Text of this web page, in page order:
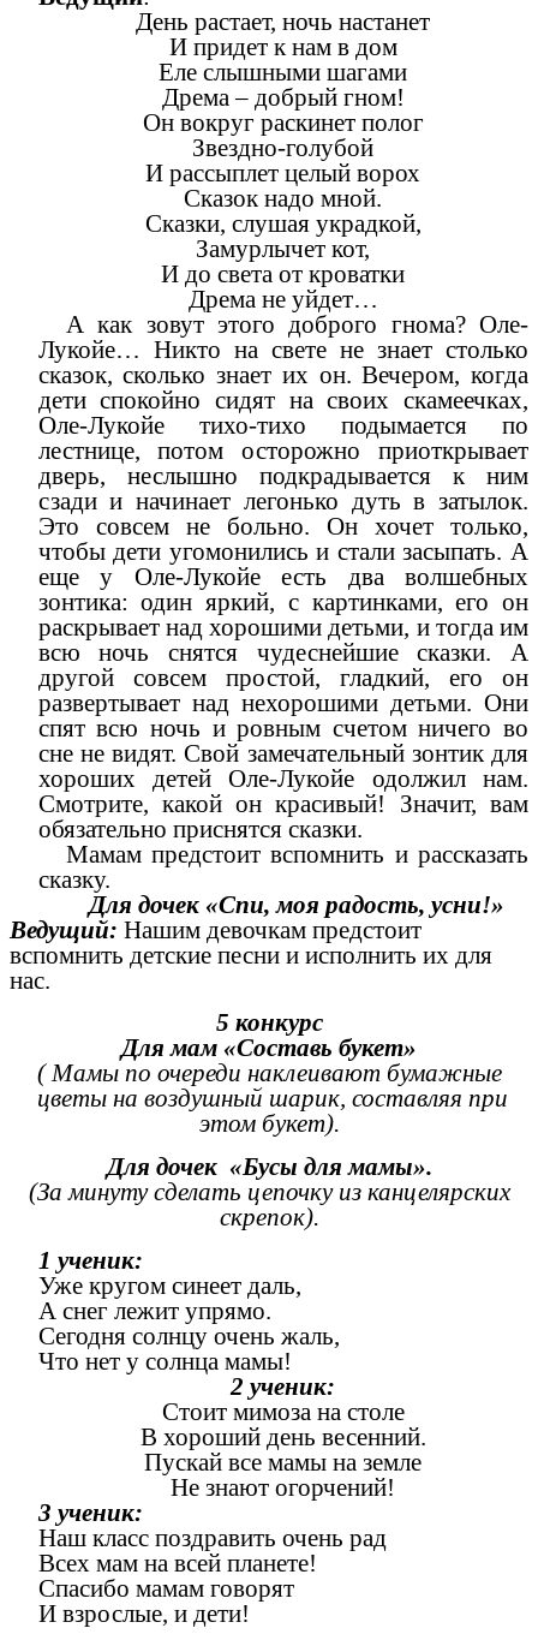
День растает, ночь настанет
И придет к нам в дом
Еле слышными шагами
Дрема – добрый гном!
Он вокруг раскинет полог
Звездно-голубой
И рассыплет целый ворох
Сказок надо мной.
Сказки, слушая украдкой,
Замурлычет кот,
И до света от кроватки
Дрема не уйдет…
А как зовут этого доброго гнома? Оле-
Лукойе… Никто на свете не знает столько
сказок, сколько знает их он. Вечером, когда
дети спокойно сидят на своих скамеечках,
Оле-Лукойе тихо-тихо подымается по
лестнице, потом осторожно приоткрывает
дверь, неслышно подкрадывается к ним
сзади и начинает легонько дуть в затылок.
Это совсем не больно. Он хочет только,
чтобы дети угомонились и стали засыпать. А
еще у Оле-Лукойе есть два волшебных
зонтика: один яркий, с картинками, его он
раскрывает над хорошими детьми, и тогда им
всю ночь снятся чудеснейшие сказки. А
другой совсем простой, гладкий, его он
развертывает над нехорошими детьми. Они
спят всю ночь и ровным счетом ничего во
сне не видят. Свой замечательный зонтик для
хороших детей Оле-Лукойе одолжил нам.
Смотрите, какой он красивый! Значит, вам
обязательно приснятся сказки.
Мамам предстоит вспомнить и рассказать
сказку.
Для дочек «Спи, моя радость, усни!»
Ведущий: Нашим девочкам предстоит
вспомнить детские песни и исполнить их для
нас.
5 конкурс
Для мам «Составь букет»
( Мамы по очереди наклеивают бумажные
цветы на воздушный шарик, составляя при
этом букет).
Для дочек «Бусы для мамы».
(За минуту сделать цепочку из канцелярских
скрепок).
1 ученик:
Уже кругом синеет даль,
А снег лежит упрямо.
Сегодня солнцу очень жаль,
Что нет у солнца мамы!
2 ученик:
Стоит мимоза на столе
В хороший день весенний.
Пускай все мамы на земле
Не знают огорчений!
3 ученик:
Наш класс поздравить очень рад
Всех мам на всей планете!
Спасибо мамам говорят
И взрослые, и дети!